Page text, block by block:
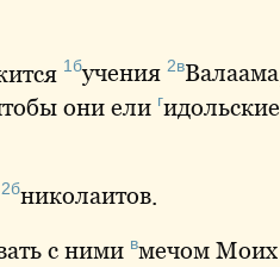
1бучения 2вВалаама
они ели гидольские
2бниколаитов
с ними вмечом Моих